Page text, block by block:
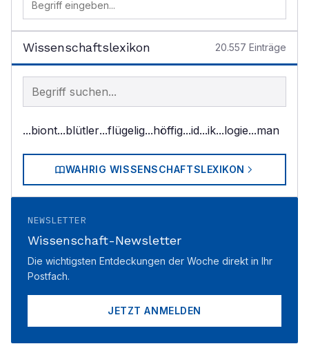
Wissenschaftslexikon 20.557 Einträge
Begriff im Lexikon suchen
...biont...blütler...flügelig...höffig...id...ik...logie...man
WAHRIG WISSENSCHAFTSLEXIKON
NEWSLETTER
Wissenschaft-Newsletter
Die wichtigsten Entdeckungen der Woche direkt in Ihr
Postfach.
JETZT ANMELDEN